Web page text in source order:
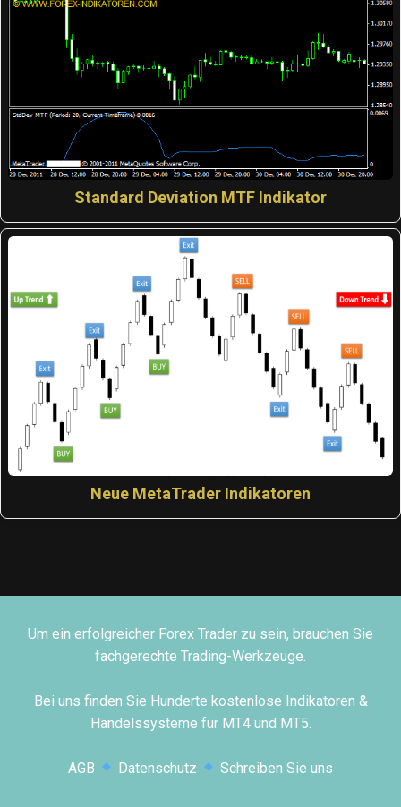
Standard Deviation MTF Indikator
Neue MetaTrader Indikatoren
Um ein erfolgreicher Forex Trader zu sein, brauchen Sie
fachgerechte Trading-Werkzeuge.
Bei uns finden Sie Hunderte kostenlose Indikatoren &
Handelssysteme für MT4 und MT5.
AGB Datenschutz Schreiben Sie uns